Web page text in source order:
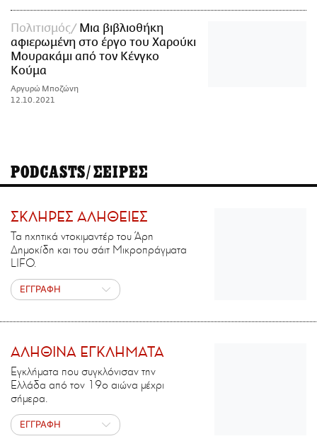
Πολιτισμός
Μια βιβλιοθήκη
αφιερωμένη στο έργο του Χαρούκι
Μουρακάμι από τον Κένγκο
Κούμα
Αργυρώ Μποζώνη
12.10.2021
PODCASTS/ΣΕΙΡΕΣ
ΣΚΛΗΡΕΣ ΑΛΗΘΕΙΕΣ
Τα ηχητικά ντοκιμαντέρ του Άρη
Δημοκίδη και του σάιτ Μικροπράγματα
LIFO.
ΕΓΓΡΑΦΗ
ΑΛΗΘΙΝΑ ΕΓΚΛΗΜΑΤΑ
Εγκλήματα που συγκλόνισαν την
Ελλάδα από τον 19ο αιώνα μέχρι
σήμερα.
ΕΓΓΡΑΦΗ